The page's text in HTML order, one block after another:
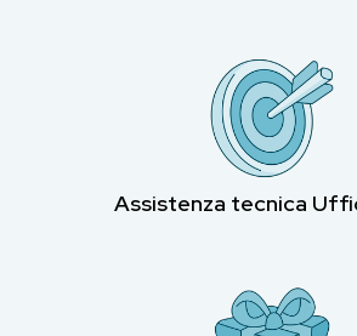
Assistenza tecnica